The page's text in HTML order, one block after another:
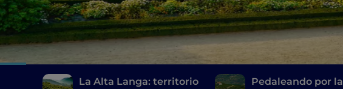
La Alta Langa: territorio
Pedaleando por